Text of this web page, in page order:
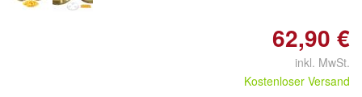
62,90 €
inkl. MwSt.
Kostenloser Versand